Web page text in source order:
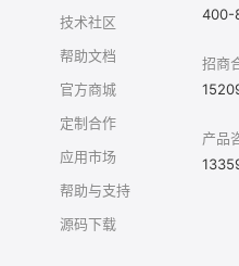
技术社区
帮助文档
官方商城
定制合作
应用市场
帮助与支持
源码下载
400-
招商
产品